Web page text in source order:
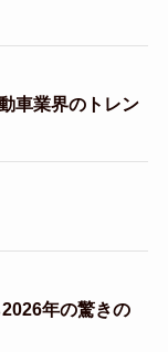
車業界のトレン
年の驚きの